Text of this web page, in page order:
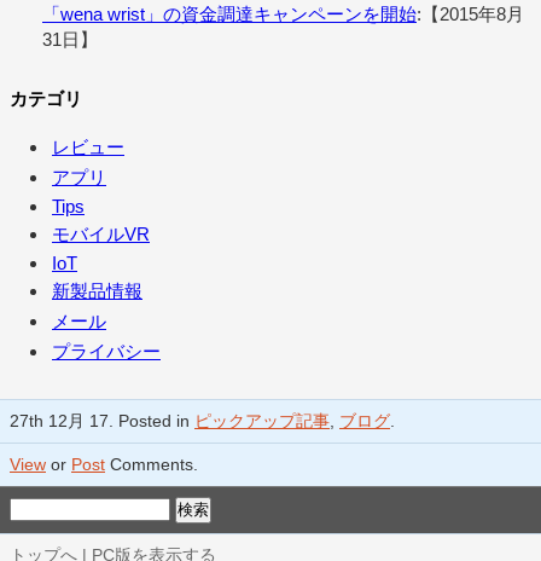
「wena wrist」の資金調達キャンペーンを開始:【2015年8月
31日】
カテゴリ
レビュー
アプリ
Tips
モバイルVR
IoT
新製品情報
メール
プライバシー
27th 12月 17. Posted in ピックアップ記事 ブログ
View or Post Comments.
トップへ | PC版を表示する